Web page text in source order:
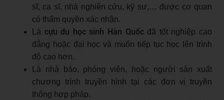
sĩ, ca sĩ, nhà nghiên cứu, kỹ sư,… được cơ quan
có thẩm quyền xác nhận.
Là cựu du học sinh Hàn Quốcđã tốt nghiệp cao
đẳng hoặc đại học và muốn tiếp tục học lên trình
độ cao hơn.
Là nhà báo, phóng viên, hoặc người sản xuất
chương trình truyền hình tại các đơn vị truyền
thông hợp pháp.